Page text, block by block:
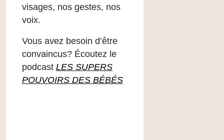
visages, nos gestes, nos
voix.
Vous avez besoin d’être
convaincus? Écoutez le
podcast LES SUPERS
POUVOIRS DES BÉBÉS